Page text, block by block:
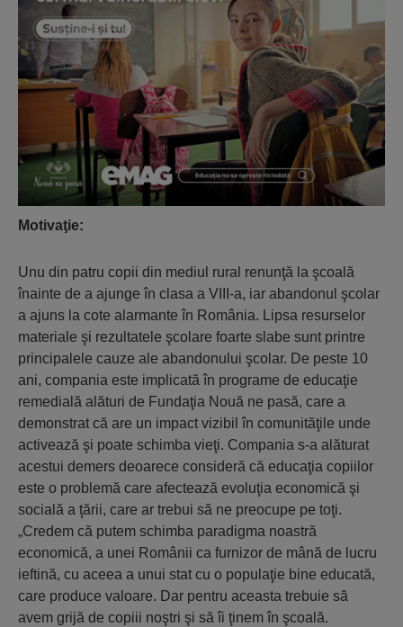
Motivaţie:
Unu din patru copii din mediul rural renunţă la şcoală
înainte de a ajunge în clasa a VIII-a, iar abandonul şcolar
a ajuns la cote alarmante în România. Lipsa resurselor
materiale şi rezultatele şcolare foarte slabe sunt printre
principalele cauze ale abandonului şcolar. De peste 10
ani, compania este implicată în programe de educaţie
remedială alături de Fundaţia Nouă ne pasă, care a
demonstrat că are un impact vizibil în comunităţile unde
activează şi poate schimba vieţi. Compania s-a alăturat
acestui demers deoarece consideră că educaţia copiilor
este o problemă care afectează evoluţia economică şi
socială a ţării, care ar trebui să ne preocupe pe toţi.
„Credem că putem schimba paradigma noastră
economică, a unei Românii ca furnizor de mână de lucru
ieftină, cu aceea a unui stat cu o populaţie bine educată,
care produce valoare. Dar pentru aceasta trebuie să
avem grijă de copiii noştri şi să îi ţinem în şcoală.